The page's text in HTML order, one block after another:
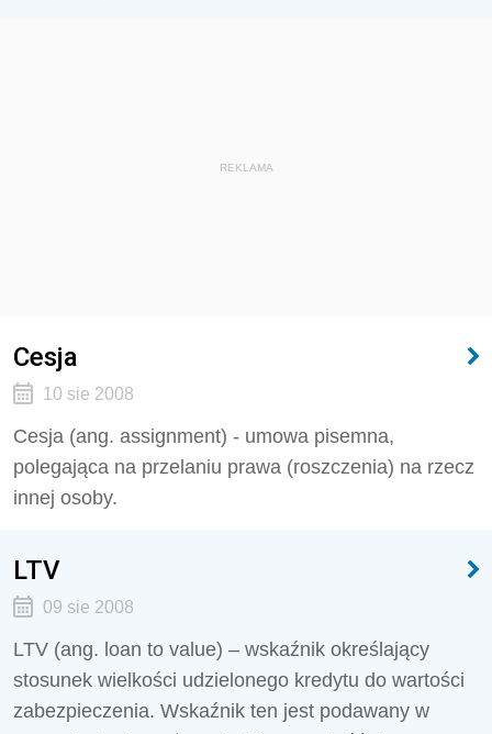
REKLAMA
Cesja
10 sie 2008
Cesja (ang. assignment) - umowa pisemna,
polegająca na przelaniu prawa (roszczenia) na rzecz
innej osoby.
LTV
09 sie 2008
LTV (ang. loan to value) – wskaźnik określający
stosunek wielkości udzielonego kredytu do wartości
zabezpieczenia. Wskaźnik ten jest podawany w